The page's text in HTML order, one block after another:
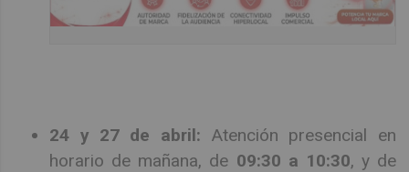
24 y 27 de abril: Atención presencial en
horario de mañana, de 09:30 a 10:30, y de